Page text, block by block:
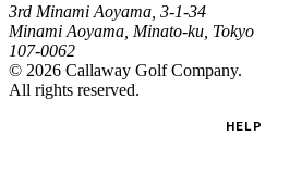
3rd Minami Aoyama, 3-1-34
Minami Aoyama, Minato-ku, Tokyo
107-0062
© 2026 Callaway Golf Company.
All rights reserved.
HELP